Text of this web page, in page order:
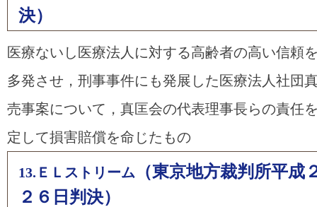
決）
医療ないし医療法人に対する高齢者の高い信頼
多発させ，刑事事件にも発展した医療法人社団
売事案について，真匡会の代表理事長らの責任
定して損害賠償を命じたもの
13.ＥＬストリーム
（東京地方裁判所平成
２６日判決）